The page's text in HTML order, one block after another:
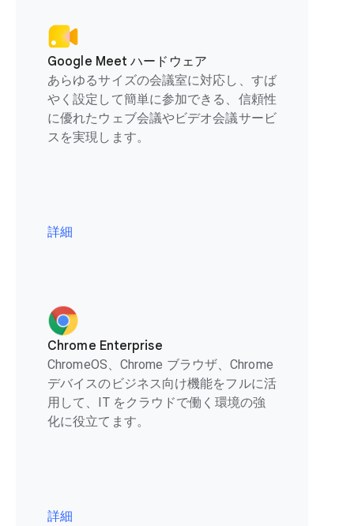
Google Meet ハードウェア
あらゆるサイズの会議室に対応し、すば
やく設定して簡単に参加できる、信頼性
に優れたウェブ会議やビデオ会議サービ
スを実現します。
詳細
Chrome Enterprise
ChromeOS、Chrome ブラウザ、Chrome
デバイスのビジネス向け機能をフルに活
用して、IT をクラウドで働く環境の強
化に役立てます。
詳細